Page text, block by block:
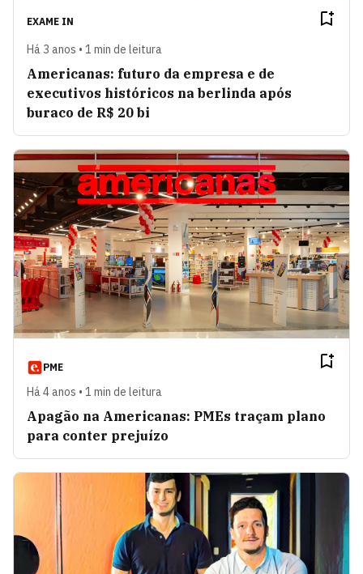
EXAME IN
Há 3 anos • 1 min de leitura
Americanas: futuro da empresa e de
executivos históricos na berlinda após
buraco de R$ 20 bi
PME
Há 4 anos • 1 min de leitura
Apagão na Americanas: PMEs traçam plano
para conter prejuízo